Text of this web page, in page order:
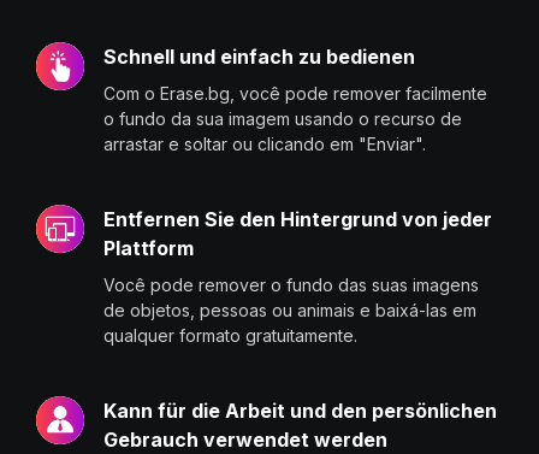
Schnell und einfach zu bedienen
Com o Erase.bg, você pode remover facilmente
o fundo da sua imagem usando o recurso de
arrastar e soltar ou clicando em "Enviar".
Entfernen Sie den Hintergrund von jeder
Plattform
Você pode remover o fundo das suas imagens
de objetos, pessoas ou animais e baixá-las em
qualquer formato gratuitamente.
Kann für die Arbeit und den persönlichen
Gebrauch verwendet werden